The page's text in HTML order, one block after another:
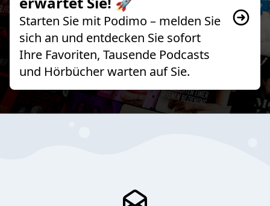
Starten Sie mit Podimo – melden Sie
sich an und entdecken Sie sofort
Ihre Favoriten, Tausende Podcasts
und Hörbücher warten auf Sie.